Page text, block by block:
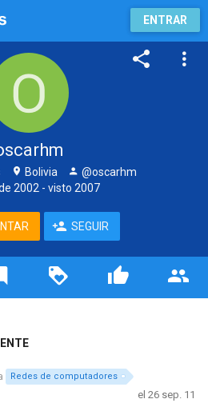
ENTRAR
Bolivia
@oscarhm
2002 - visto 2007
SEGUIR
Redes de computadores
el 26 sep. 11